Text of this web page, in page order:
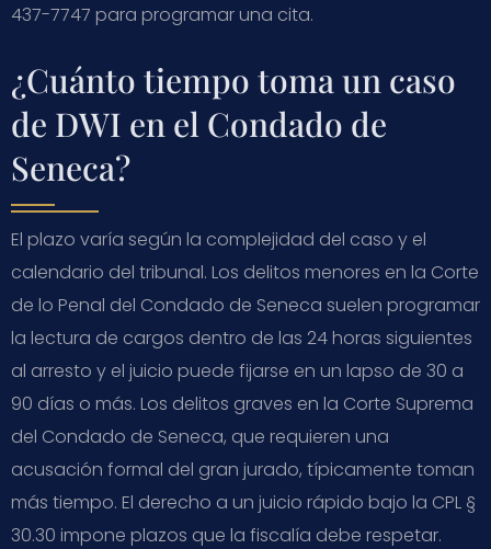
437-7747 para programar una cita.
¿Cuánto tiempo toma un caso
de DWI en el Condado de
Seneca?
El plazo varía según la complejidad del caso y el
calendario del tribunal. Los delitos menores en la Corte
de lo Penal del Condado de Seneca suelen programar
la lectura de cargos dentro de las 24 horas siguientes
al arresto y el juicio puede fijarse en un lapso de 30 a
90 días o más. Los delitos graves en la Corte Suprema
del Condado de Seneca, que requieren una
acusación formal del gran jurado, típicamente toman
más tiempo. El derecho a un juicio rápido bajo la CPL §
30.30 impone plazos que la fiscalía debe respetar.